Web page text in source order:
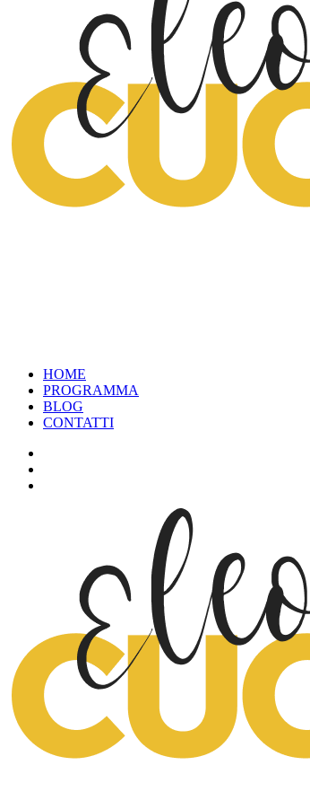
HOME
PROGRAMMA
BLOG
CONTATTI